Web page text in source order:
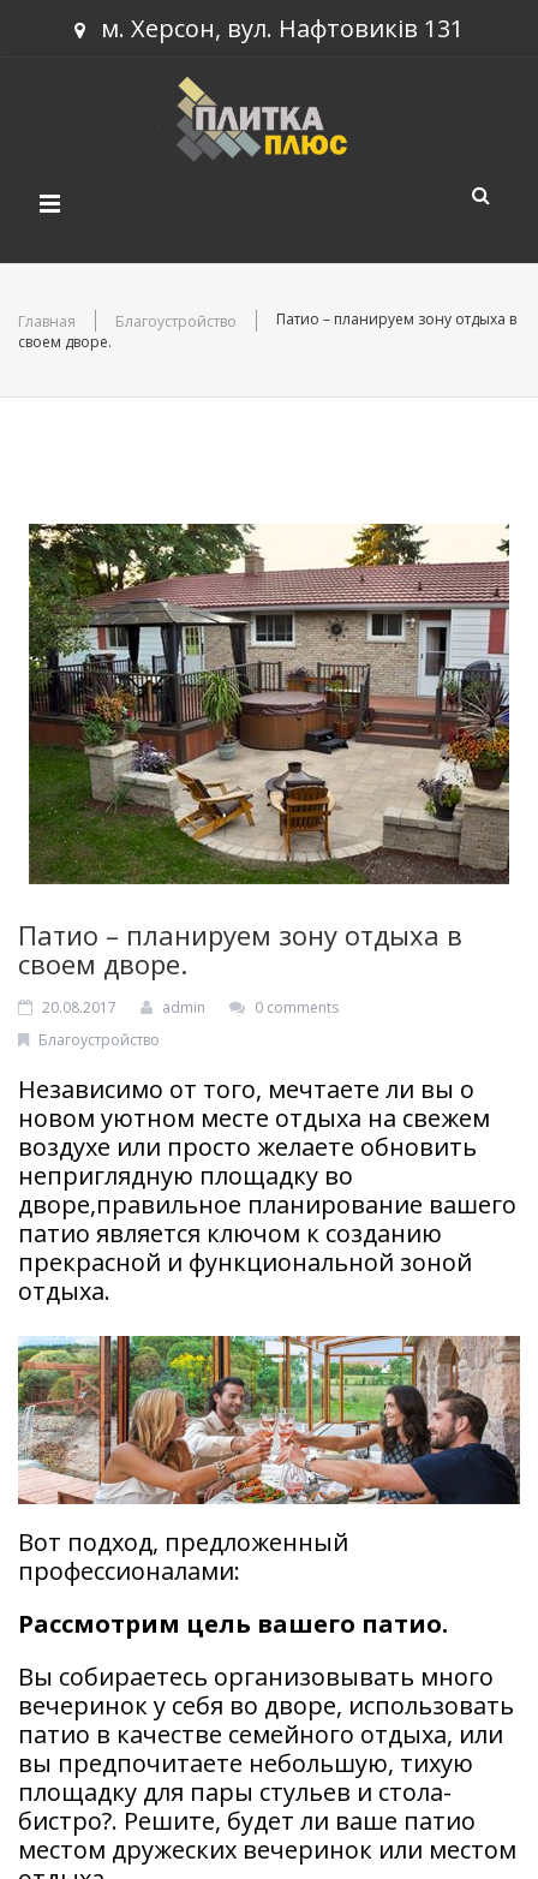
м. Херсон, вул. Нафтовиків 131
Тротуарная плитка
Фигурные элементы
СКАЧАТЬ ПРАЙС
НОВОСТИ
КОНТАКТЫ
UA
Главная Благоустройство
Патио – планируем зону отдыха в
своем дворе.
Патио – планируем зону отдыха в
своем дворе.
20.08.2017 admin
0 comments
Благоустройство
Независимо от того, мечтаете ли вы о
новом уютном месте отдыха на свежем
воздухе или просто желаете обновить
неприглядную площадку во
дворе,правильное планирование вашего
патио является ключом к созданию
прекрасной и функциональной зоной
отдыха.
Вот подход, предложенный
профессионалами:
Рассмотрим цель вашего патио.
Вы собираетесь организовывать много
вечеринок у себя во дворе, использовать
патио в качестве семейного отдыха, или
вы предпочитаете небольшую, тихую
площадку для пары стульев и стола-
бистро?. Решите, будет ли ваше патио
местом дружеских вечеринок или местом